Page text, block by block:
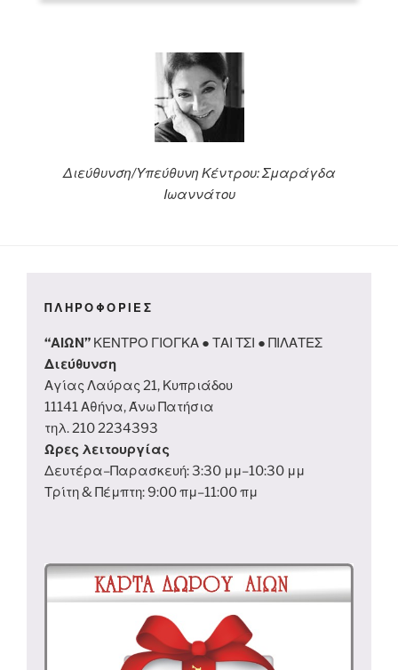
Διεύθυνση/Υπεύθυνη Κέντρου: Σμαράγδα
Ιωαννάτου
ΠΛΗΡΟΦΟΡΙΕΣ
“ΑΙΩΝ” ΚΕΝΤΡΟ ΓΙΟΓΚΑ ● ΤΑΙ ΤΣΙ ● ΠΙΛΑΤΕΣ
Διεύθυνση
Αγίας Λαύρας 21, Κυπριάδου
11141 Αθήνα, Άνω Πατήσια
τηλ. 210 2234393
Ωρες λειτουργίας
Δευτέρα–Παρασκευή: 3:30 μμ–10:30 μμ
Τρίτη & Πέμπτη: 9:00 πμ–11:00 πμ